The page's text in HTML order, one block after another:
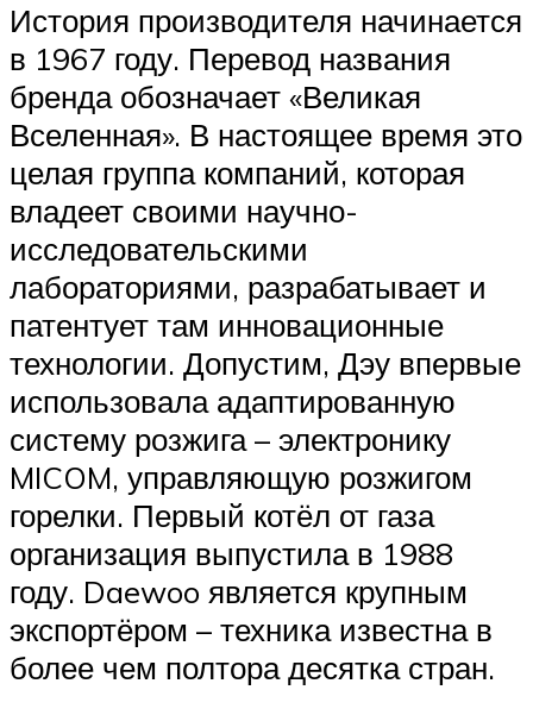
История производителя начинается
в 1967 году. Перевод названия
бренда обозначает «Великая
Вселенная». В настоящее время это
целая группа компаний, которая
владеет своими научно-
исследовательскими
лабораториями, разрабатывает и
патентует там инновационные
технологии. Допустим, Дэу впервые
использовала адаптированную
систему розжига – электронику
MICOM, управляющую розжигом
горелки. Первый котёл от газа
организация выпустила в 1988
году. Daewoo является крупным
экспортёром – техника известна в
более чем полтора десятка стран.